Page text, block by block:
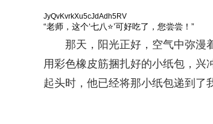
JyQvKvrkXu5cJdAdh5RV
“老师，这个‘七八⭐’可好吃了，您尝尝！”
那天，阳光正好，空气中弥漫
用彩色橡皮筋捆扎好的小纸包，兴
起头时，他已经将那小纸包递到了